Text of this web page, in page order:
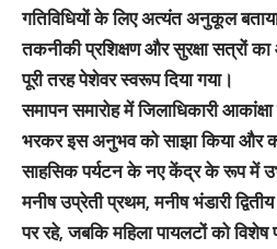
गतिविधियों के लिए अत्यंत अनुकूल
तकनीकी प्रशिक्षण और सुरक्षा सत्रों
पूरी तरह पेशेवर स्वरूप दिया गया।
समापन समारोह में जिलाधिकारी
भरकर इस अनुभव को साझा किया और
साहसिक पर्यटन के नए केंद्र के रूप में
मनीष उप्रेती प्रथम, मनीष भंडारी
पर रहे, जबकि महिला पायलटों को विशेष